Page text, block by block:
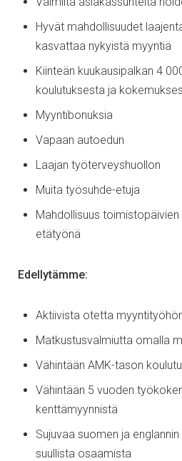
Hyvät mahdollisuudet
kasvattaa nykyistä myyntiä
Kiinteän kuukausipalkan 4
koulutuksesta ja
Myyntibonuksia
Vapaan autoedun
Laajan työterveyshuollon
Muita työsuhde-etuja
Mahdollisuus
etätyönä
Edellytämme:
Aktiivista otetta
Matkustusvalmiutta omalla
Vähintään AMK-tason
Vähintään 5 vuoden
kenttämyynnistä
Sujuvaa suomen ja
suullista osaamista